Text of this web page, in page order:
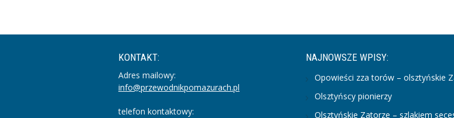
KONTAKT:
Adres mailowy:
info@przewodnikpomazurach.pl
telefon kontaktowy:
NAJNOWSZE WPISY:
Opowieści zza torów – olsztyńskie
Olsztyńscy pionierzy
Olsztyńskie Zatorze – szlakiem